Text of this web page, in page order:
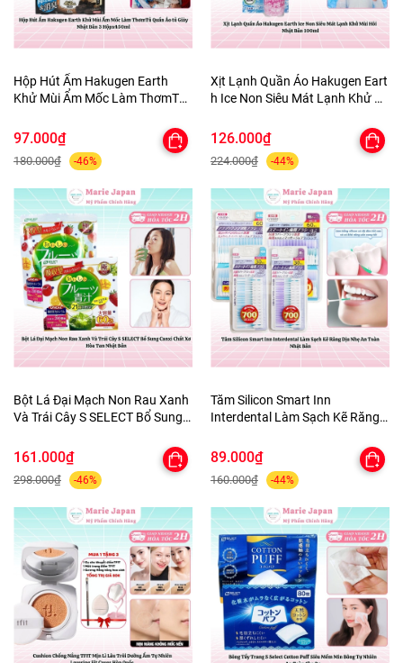
Hộp Hút Ẩm Hakugen Earth
Khử Mùi Ẩm Mốc Làm ThơmTủ
Hộpx450ml
97.000₫
180.000₫ -46%
Xịt Lạnh Quần Áo Hakugen Eart
h Ice Non Siêu Mát Lạnh Khử M
126.000₫
224.000₫ -44%
Bột Lá Đại Mạch Non Rau Xanh
Và Trái Cây S SELECT Bổ Sung
Bản
161.000₫
298.000₫ -46%
Tăm Silicon Smart Inn
Interdental Làm Sạch Kẽ Răng
89.000₫
160.000₫ -44%